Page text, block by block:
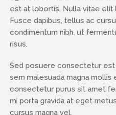
est at lobortis. Nulla vitae elit
Fusce dapibus, tellus ac
condimentum nibh, ut
risus.
Sed posuere consectetur
sem malesuada magna mollis
consectetur purus sit amet
mi porta gravida at eget
cursus magna vel.